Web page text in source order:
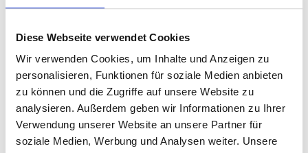
Diese Webseite verwendet Cookies
Wir verwenden Cookies, um Inhalte und Anzeigen zu
personalisieren, Funktionen für soziale Medien anbieten
zu können und die Zugriffe auf unsere Website zu
analysieren. Außerdem geben wir Informationen zu Ihrer
Verwendung unserer Website an unsere Partner für
soziale Medien, Werbung und Analysen weiter. Unsere
Stück
23,50 €
(31,33 € / kg)
(inkl. MwSt. | zzgl. MwSt.)
zzgl. MwSt., zzgl.Versandkosten
IN DEN WARENKORB